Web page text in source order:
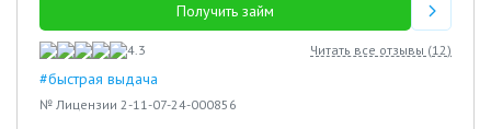
Получить займ
4.3 Читать все отзывы (12)
#быстрая выдача
№ Лицензии 2-11-07-24-000856